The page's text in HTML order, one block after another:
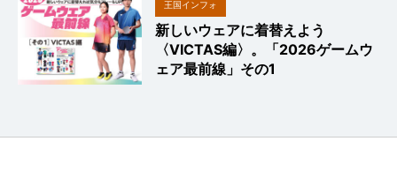
王国インフォ
新しいウェアに着替えよう
〈VICTAS編〉。「2026ゲームウ
ェア最前線」その1